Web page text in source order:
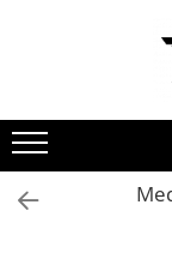
Sporturi
Arte Martiale
Atletism